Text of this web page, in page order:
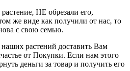
НЕ обрезали его,
же виде как получили от нас, то
с свою семью.
наших растений доставить Вам
от Покупки. Если нам этого
деньги за товар и получить его